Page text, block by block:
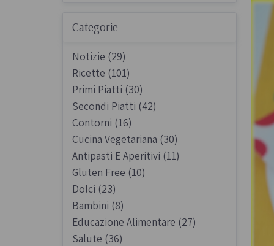
Olio e aceto
Spezie
Biscotti, cioccolato e
dolci
Biscotti artigianali
Dolci tipici siciliani
Cioccolato di Modica
Occasioni al Cioccolato
Gluten free
Prodotti
Categorie
Notizie (29)
Ricette (101)
Primi Piatti (30)
Secondi Piatti (42)
Contorni (16)
Cucina Vegetariana (30)
Antipasti E Aperitivi (11)
Gluten Free (10)
Dolci (23)
Bambini (8)
Educazione Alimentare (27)
Salute (36)